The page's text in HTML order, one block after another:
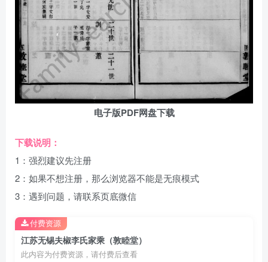
电子版PDF网盘下载
下载说明：
1：强烈建议先注册
2：如果不想注册，那么浏览器不能是无痕模式
3：遇到问题，请联系页底微信
江苏无锡夫椒李氏家乘（敦睦堂）
此内容为付费资源，请付费后查看
付费资源